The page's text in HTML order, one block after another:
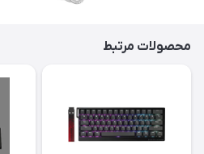
محصولات مرتبط